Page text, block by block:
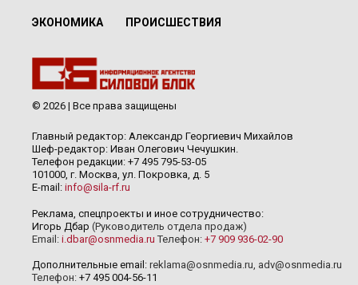
ЭКОНОМИКА ПРОИСШЕСТВИЯ
© 2026 | Все права защищены
Главный редактор: Александр Георгиевич Михайлов
Шеф-редактор: Иван Олегович Чечушкин.
Телефон редакции: +7 495 795-53-05
101000, г. Москва, ул. Покровка, д. 5
E-mail: info@sila-rf.ru
Реклама, спецпроекты и иное сотрудничество:
Игорь Дбар (Руководитель отдела продаж)
Email: i.dbar@osnmedia.ru Телефон: +7 909 936-02-90
Дополнительные email: reklama@osnmedia.ru, adv@osnmedia.ru
Телефон: +7 495 004-56-11